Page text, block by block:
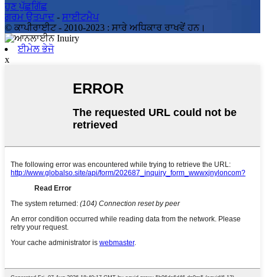
ਹੁਣ ਪੁੱਛਗਿੱਛ
ਗਰਮ ਉਤਪਾਦ - ਸਾਈਟਮੈਪ
© ਕਾਪੀਰਾਈਟ - 2010-2023 : ਸਾਰੇ ਅਧਿਕਾਰ ਰਾਖਵੇਂ ਹਨ।
ਈਮੇਲ ਭੇਜੋ
x